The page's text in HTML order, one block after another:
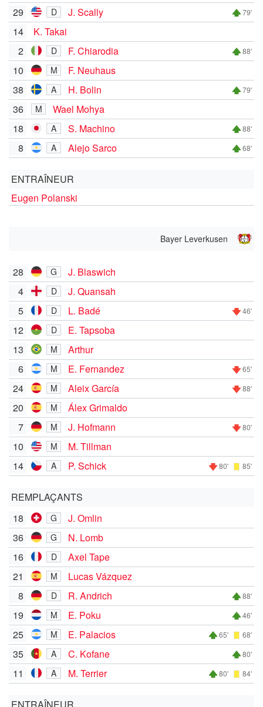
29
D J. Scally 79'
14
K. Takai
2
D F. Chiarodia 88'
10 M
F. Neuhaus
38
A H. Bolin 79'
36 M
Wael Mohya
18
A S. Machino 88'
8 A Alejo Sarco 68'
ENTRAÎNEUR
Eugen Polanski
Bayer Leverkusen
28 G
J. Blaswich
4
D
J. Quansah
5
D L. Badé 46'
12 D
E. Tapsoba
13
M
Arthur
6
M E. Fernandez 65'
24 M Aleix García 88'
20 M
Álex Grimaldo
7
M J. Hofmann 80'
10 M
M. Tillman
14
A P. Schick 80' 85'
REMPLAÇANTS
18
G
J. Omlin
36
G
N. Lomb
16
D
Axel Tape
21
M
Lucas Vázquez
8
D R. Andrich 88'
19 M E. Poku 46'
25 M E. Palacios 65' 68'
35 A C. Kofane 80'
11 A M. Terrier 80' 84'
ENTRAÎNEUR